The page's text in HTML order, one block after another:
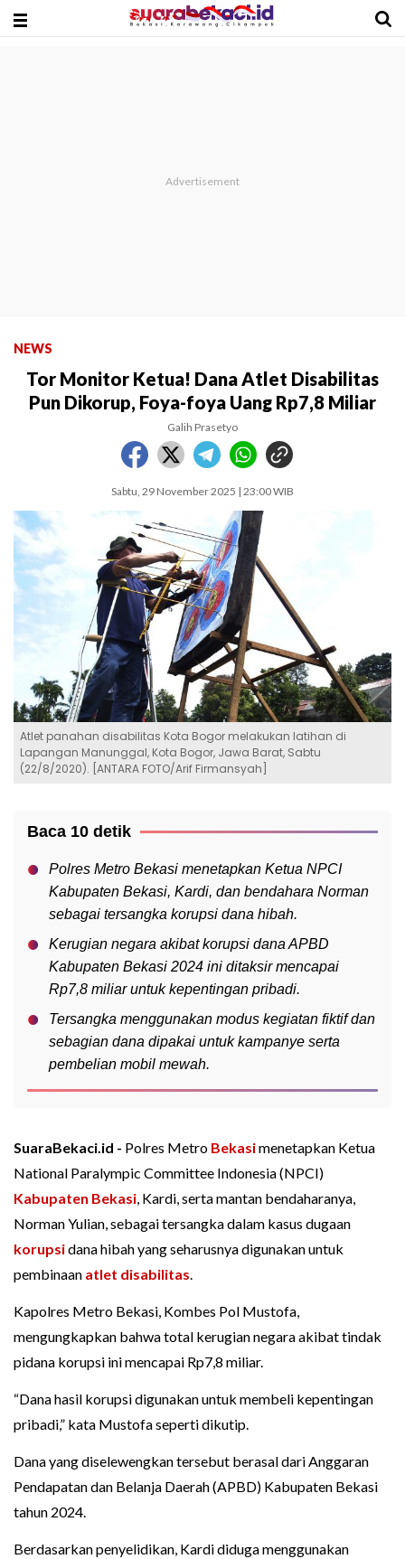
NEWS
Tor Monitor Ketua! Dana Atlet Disabilitas
Pun Dikorup, Foya-foya Uang Rp7,8 Miliar
Galih Prasetyo
Sabtu, 29 November 2025 | 23:00 WIB
Atlet panahan disabilitas Kota Bogor melakukan latihan di
Lapangan Manunggal, Kota Bogor, Jawa Barat, Sabtu
(22/8/2020). [ANTARA FOTO/Arif Firmansyah]
Baca 10 detik
Polres Metro Bekasi menetapkan Ketua NPCI
Kabupaten Bekasi, Kardi, dan bendahara Norman
sebagai tersangka korupsi dana hibah.
Kerugian negara akibat korupsi dana APBD
Kabupaten Bekasi 2024 ini ditaksir mencapai
Rp7,8 miliar untuk kepentingan pribadi.
Tersangka menggunakan modus kegiatan fiktif dan
sebagian dana dipakai untuk kampanye serta
pembelian mobil mewah.
SuaraBekaci.id - Polres Metro Bekasimenetapkan Ketua
National Paralympic Committee Indonesia (NPCI)
Kabupaten Bekasi, Kardi, serta mantan bendaharanya,
Norman Yulian, sebagai tersangka dalam kasus dugaan
korupsidana hibah yang seharusnya digunakan untuk
pembinaan atlet disabilitas.
Kapolres Metro Bekasi, Kombes Pol Mustofa,
mengungkapkan bahwa total kerugian negara akibat tindak
pidana korupsi ini mencapai Rp7,8 miliar.
“Dana hasil korupsi digunakan untuk membeli kepentingan
pribadi,” kata Mustofa seperti dikutip.
Dana yang diselewengkan tersebut berasal dari Anggaran
Pendapatan dan Belanja Daerah (APBD) Kabupaten Bekasi
tahun 2024.
Berdasarkan penyelidikan, Kardi diduga menggunakan